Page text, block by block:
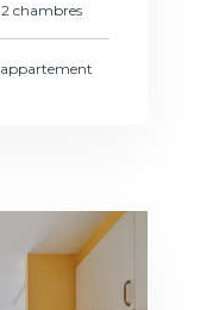
2 chambres
appartement